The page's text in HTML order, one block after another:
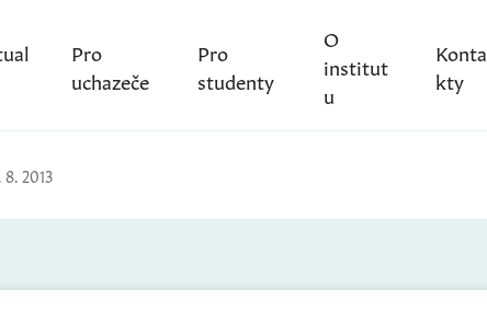
Pro
uchazeče
Pro
studenty
O
institut
u
Konta
kty
8. 2013